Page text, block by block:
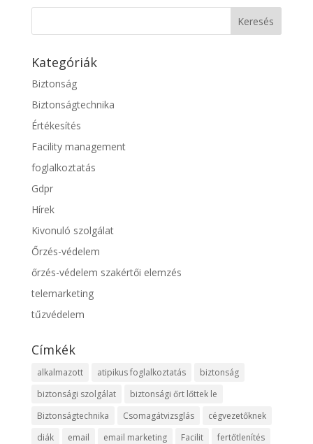
Kategóriák
Biztonság
Biztonságtechnika
Értékesítés
Facility management
foglalkoztatás
Gdpr
Hírek
Kivonuló szolgálat
Őrzés-védelem
őrzés-védelem szakértői elemzés
telemarketing
tűzvédelem
Címkék
alkalmazott atipikus foglalkoztatás
biztonság
biztonsági szolgálat
biztonsági őrt lőttek le
Biztonságtechnika
Csomagátvizsglás
cégvezetőknek
diák
email email marketing Facilit
fertőtlenítés